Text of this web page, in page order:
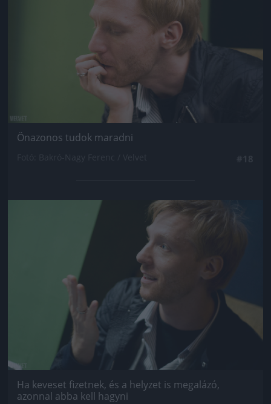
Önazonos tudok maradni
Jön még kép!
Ha keveset fizetnek, és a helyzet is megalázó,
azonnal abba kell hagyni